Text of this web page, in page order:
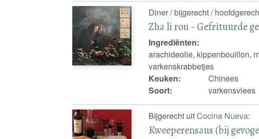
Diner / bijgerecht /
Zha li rou - Gefrituurde
Ingrediënten:
arachideolie, kippenbouillon,
varkenskrabbetjes
Keuken:
Chinees
Soort:
varkensvlees
Bijgerecht uitCocina Nueva:
Kweeperensaus (bij